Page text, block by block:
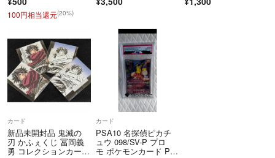
100円相当還元(20%)
カード
新品未開封品 鬼滅の
刃 かふぇくじ 冨岡義
勇 コレクションカー
カード
PSA10 名探偵ピカチ
ュウ 098/SV-P プロ
モ ポケモンカード PS